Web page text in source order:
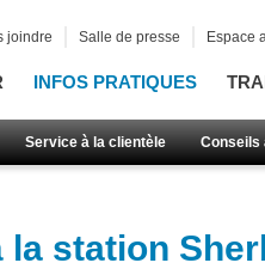
INFOS PRATIQUES
Service à la clientèle Conseils
joindre Salle de presse Espace
station